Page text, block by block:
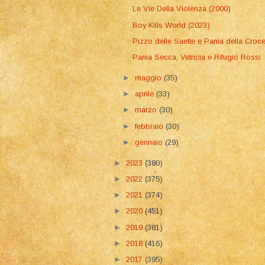
Le Vie Della Violenza (2000)
Boy Kills World (2023)
Pizzo delle Saette e Pania della
Pania Secca, Vetricia e Rifugio Rossi
►maggio(35)
►aprile(33)
►marzo(30)
►febbraio(30)
►gennaio(29)
►2023(380)
►2022(375)
►2021(374)
►2020(451)
►2019(381)
►2018(416)
► 2017(395)